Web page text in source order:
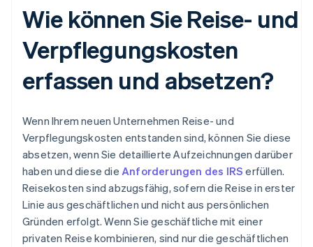
Wie können Sie Reise- und
Verpflegungskosten
erfassen und absetzen?
Wenn Ihrem neuen Unternehmen Reise- und
Verpflegungskosten entstanden sind, können Sie diese
absetzen, wenn Sie detaillierte Aufzeichnungen darüber
haben und diese die Anforderungen des IRS erfüllen.
Reisekosten sind abzugsfähig, sofern die Reise in erster
Linie aus geschäftlichen und nicht aus persönlichen
Gründen erfolgt. Wenn Sie geschäftliche mit einer
privaten Reise kombinieren, sind nur die geschäftlichen